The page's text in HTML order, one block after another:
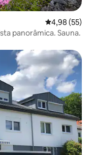
4,98 de uma
4,98 (55)
panorâmica. Sauna.